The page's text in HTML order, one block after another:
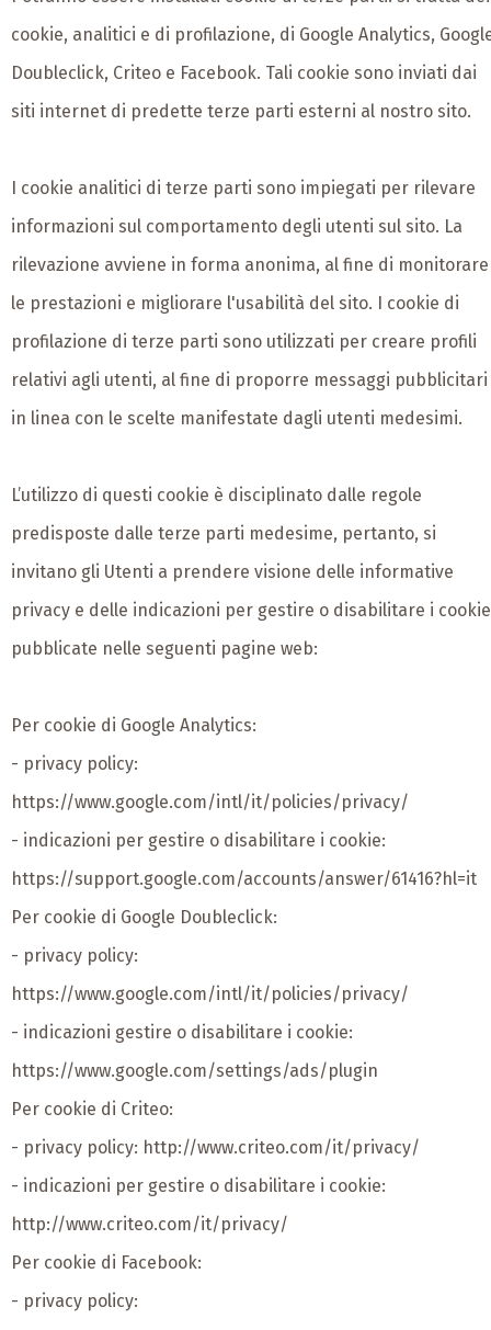
cookie, analitici e di profilazione, di Google Analytics,
Doubleclick, Criteo e Facebook. Tali cookie sono inviati dai
siti internet di predette terze parti esterni al nostro sito.
I cookie analitici di terze parti sono impiegati per rilevare
informazioni sul comportamento degli utenti sul sito. La
rilevazione avviene in forma anonima, al fine di monitorare
le prestazioni e migliorare l'usabilità del sito. I cookie di
profilazione di terze parti sono utilizzati per creare profili
relativi agli utenti, al fine di proporre messaggi pubblicitari
in linea con le scelte manifestate dagli utenti medesimi.
L’utilizzo di questi cookie è disciplinato dalle regole
predisposte dalle terze parti medesime, pertanto, si
invitano gli Utenti a prendere visione delle informative
privacy e delle indicazioni per gestire o disabilitare i cookie
pubblicate nelle seguenti pagine web:
Per cookie di Google Analytics:
- privacy policy:
https://www.google.com/intl/it/policies/privacy/
- indicazioni per gestire o disabilitare i cookie:
https://support.google.com/accounts/answer/61416?hl=it
Per cookie di Google Doubleclick:
- privacy policy:
https://www.google.com/intl/it/policies/privacy/
- indicazioni gestire o disabilitare i cookie:
https://www.google.com/settings/ads/plugin
Per cookie di Criteo:
- privacy policy: http://www.criteo.com/it/privacy/
- indicazioni per gestire o disabilitare i cookie:
http://www.criteo.com/it/privacy/
Per cookie di Facebook:
- privacy policy: